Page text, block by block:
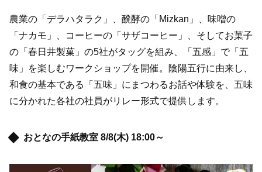
農業の「デラハタラク」、醗酵の「Mizkan」、味噌の
「ナカモ」、コーヒーの「サザコーヒー」、そしてお菓子
の「春日井製菓」の5社がタッグを組み、「五感」で「五
味」を楽しむワークショップを開催。陰陽五行に由来し、
和食の基本である「五味」にまつわるお話や体験を、五味
に分かれた各社の社員がリレー形式で提供します。
おとなの手紙教室 8/8(木) 18:00～